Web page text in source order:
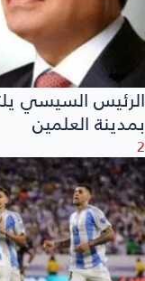
الرئيس السيسي
بمدينة العلمين
2